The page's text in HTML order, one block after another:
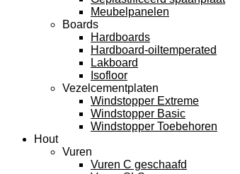
Meubelpanelen
Boards
Hardboards
Hardboard-oiltemperated
Lakboard
Isofloor
Vezelcementplaten
Windstopper Extreme
Windstopper Basic
Windstopper Toebehoren
Hout
Vuren
Vuren C geschaafd